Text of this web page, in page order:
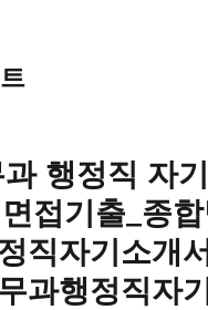
행정직 자
접기출_종
직자기소개
과행정직자